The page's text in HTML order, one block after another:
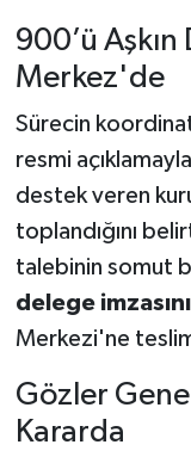
900’ü Aşkın
Merkez'de
Sürecin
resmi
destek veren
toplandığını
talebinin somut
delege
Merkezi'ne
Gözler
Kararda